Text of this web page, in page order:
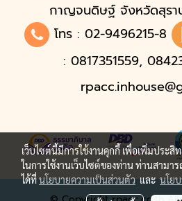
กาญจนดิษฐ์ จังหวัดสุรา
โทร : 02-9496215-8
: 0817351559,
เว็บไซต์นี้มีการใช้งานคุกกี้ เพื่อเพิ่มประ
ในการใช้งานเว็บไซต์ของท่าน ท่านสามา
ได้ที่นโยบายความเป็นส่วนตัวและนโย